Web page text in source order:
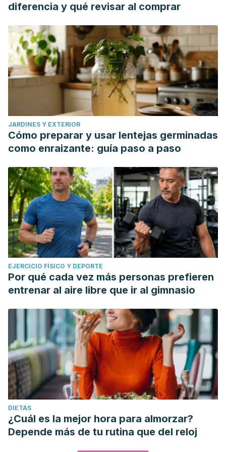
diferencia y qué revisar al comprar
JARDINES Y EXTERIOR
Cómo preparar y usar lentejas germinadas
como enraizante: guía paso a paso
EJERCICIO FÍSICO Y DEPORTE
Por qué cada vez más personas prefieren
entrenar al aire libre que ir al gimnasio
DIETAS
¿Cuál es la mejor hora para almorzar?
Depende más de tu rutina que del reloj